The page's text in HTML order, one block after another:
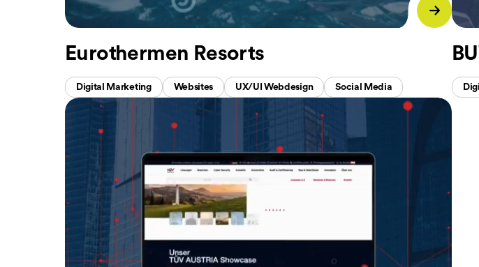
Eurothermen Resorts
Digital Marketing Websites UX/UI Webdesign Social Media